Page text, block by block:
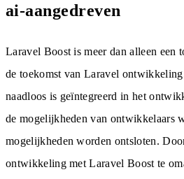
ai-aangedreven
Laravel Boost is meer dan alleen een
de toekomst van Laravel
naadloos is geïntegreerd in het
de mogelijkheden van ontwikkelaars
mogelijkheden worden ontsloten.
ontwikkeling met Laravel Boost te